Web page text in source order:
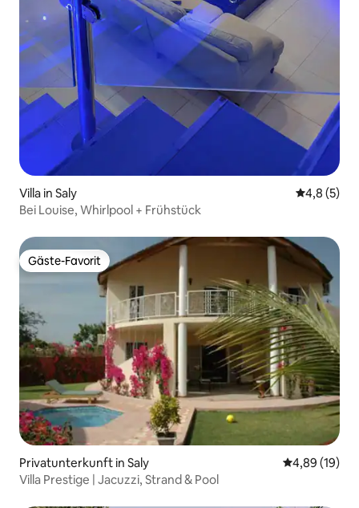
Villa in Saly
4,8 (5)
Bei Louise, Whirlpool + Frühstück
Gäste-Favorit
Gäste-Favorit
Privatunterkunft in Saly
4,89 (19)
Villa Prestige | Jacuzzi, Strand & Pool